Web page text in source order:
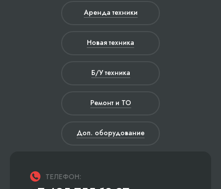
Аренда техники
Новая техника
Б/У техника
Ремонт и ТО
Доп. оборудование
ТЕЛЕФОН: